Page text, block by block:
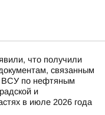
что получили
связанным
ВСУ по нефтяным
и
в июле 2026 года